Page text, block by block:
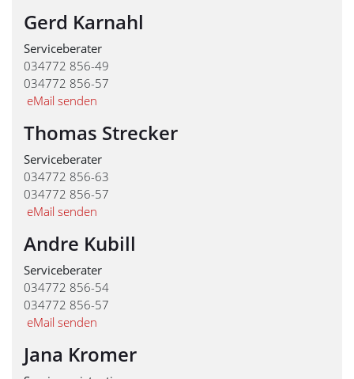
Gerd Karnahl
Serviceberater
034772 856-49
034772 856-57
eMail senden
Thomas Strecker
Serviceberater
034772 856-63
034772 856-57
eMail senden
Andre Kubill
Serviceberater
034772 856-54
034772 856-57
eMail senden
Jana Kromer